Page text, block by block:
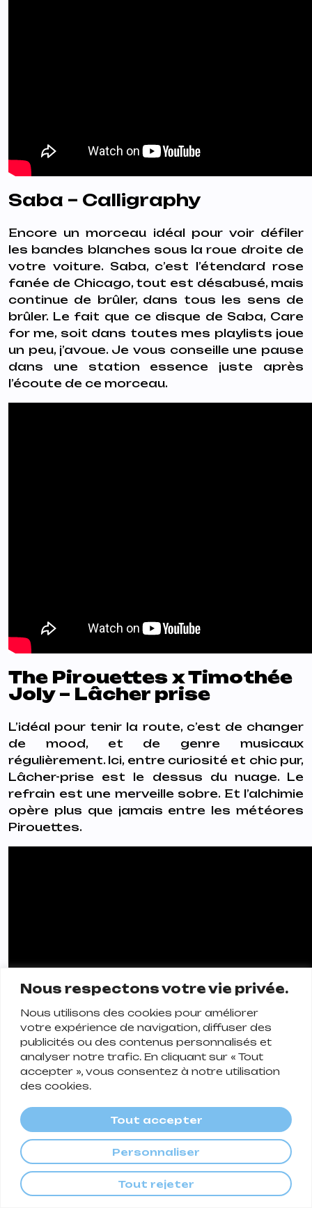
Nous respectons votre vie privée.
Nous utilisons des cookies pour améliorer
votre expérience de navigation, diffuser des
publicités ou des contenus personnalisés et
analyser notre trafic. En cliquant sur « Tout
accepter », vous consentez à notre utilisation
des cookies.
Personnaliser
Tout rejeter
Tout accepter
Saba – Calligraphy
Encore un morceau idéal pour voir défiler
les bandes blanches sous la roue droite de
votre voiture. Saba, c’est l’étendard rose
fanée de Chicago, tout est désabusé, mais
continue de brûler, dans tous les sens de
brûler. Le fait que ce disque de Saba, Care
for me, soit dans toutes mes playlists joue
un peu, j’avoue. Je vous conseille une pause
dans une station essence juste après
l’écoute de ce morceau.
The Pirouettes x Timothée
Joly – Lâcher prise
L’idéal pour tenir la route, c’est de changer
de mood, et de genre musicaux
régulièrement. Ici, entre curiosité et chic pur,
Lâcher-prise est le dessus du nuage. Le
refrain est une merveille sobre. Et l’alchimie
opère plus que jamais entre les météores
Pirouettes.
Ella Fitzgerald –
Summertime
C’est le matin, tout va bien, il y aura du café
bientôt, on a rangé la fête de la veille. On